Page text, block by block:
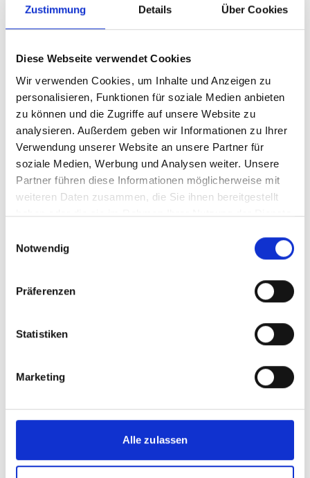
Zustimmung Details Über Cookies
Diese Webseite verwendet Cookies
Wir verwenden Cookies, um Inhalte und Anzeigen zu
personalisieren, Funktionen für soziale Medien anbieten
zu können und die Zugriffe auf unsere Website zu
analysieren. Außerdem geben wir Informationen zu Ihrer
Verwendung unserer Website an unsere Partner für
soziale Medien, Werbung und Analysen weiter. Unsere
Partner führen diese Informationen möglicherweise mit
weiteren Daten zusammen, die Sie ihnen bereitgestellt
haben oder die sie im Rahmen Ihrer Nutzung der Dienste
Notwendig
Präferenzen
Statistiken
Marketing
Alle zulassen
01/ 2020 | Leitfaden
Ecosystem-based Adaption Tools
Navigator
Tutorial in Englisch | Tutorial in English (PDF,
3 MB)
01/ 2019 | Länderprofil
Englisch (externer Link)
der Internationalen Klimaschutzinitiative und